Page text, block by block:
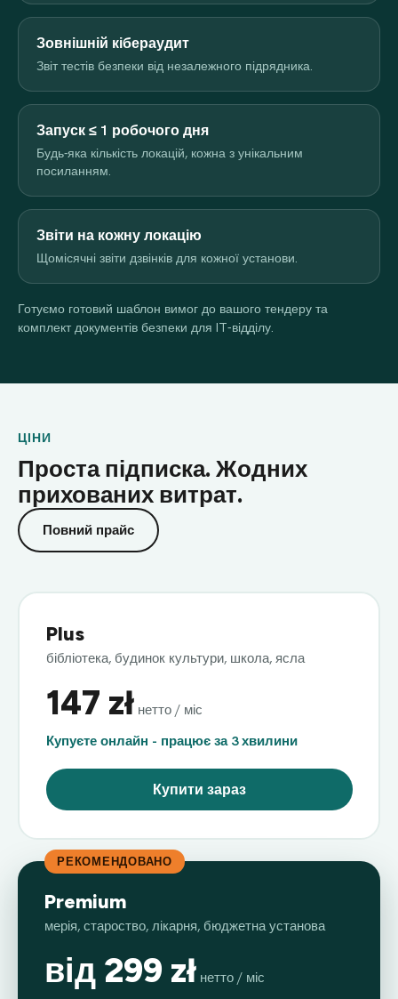
Зовнішній кібераудит
Звіт тестів безпеки від незалежного підрядника.
Запуск ≤ 1 робочого дня
Будь-яка кількість локацій, кожна з унікальним
посиланням.
Звіти на кожну локацію
Щомісячні звіти дзвінків для кожної установи.
Готуємо готовий шаблон вимог до вашого тендеру та
комплект документів безпеки для IT-відділу.
ЦІНИ
Проста підписка. Жодних
прихованих витрат.
Повний прайс
Plus
бібліотека, будинок культури, школа, ясла
147 zł нетто / міс
Купуєте онлайн - працює за 3 хвилини
Купити зараз
РЕКОМЕНДОВАНО
Premium
мерія, староство, лікарня, бюджетна установа
від 299 zł нетто / міс